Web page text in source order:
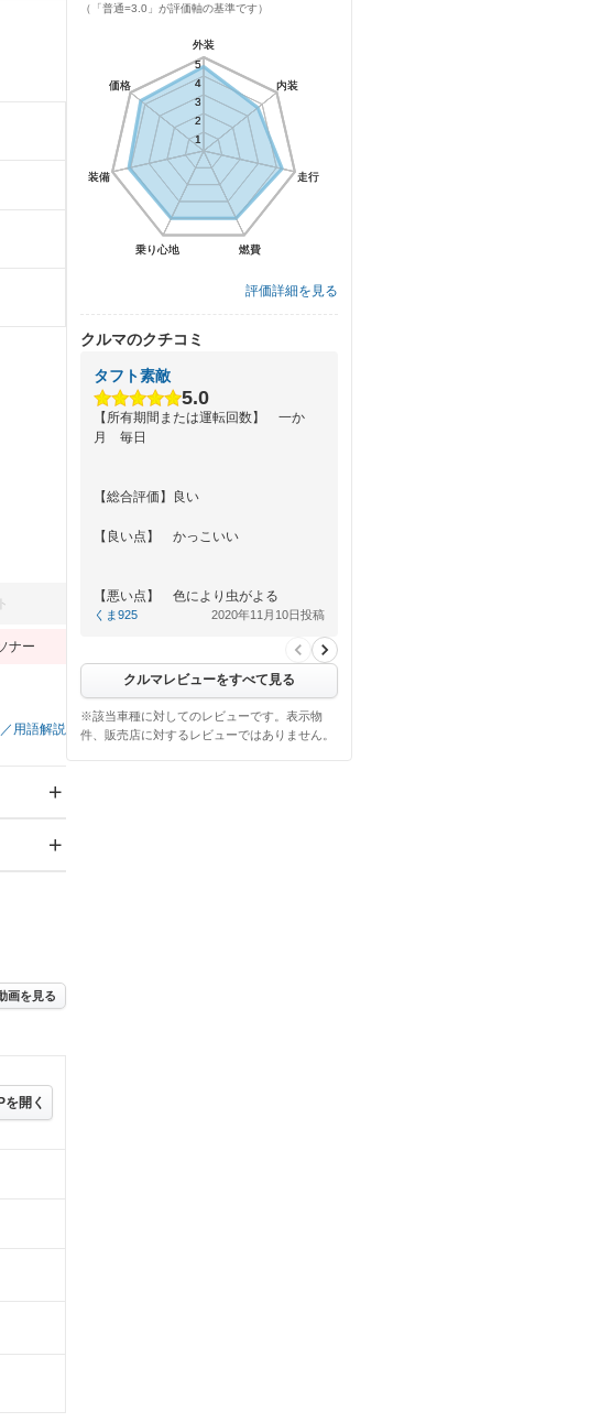
ナー
用語解説
ック
用語解説
画を見る
を開く
（「普通=3.0」が評価軸の基準です）
外装
内装
走行
燃費
乗り心地
装備
価格
1
2
3
4
5
外装
内装
走行
燃費
乗り心地
装備
価格
1
2
3
4
5
評価詳細を見る
クルマのクチコミ
タフト素敵
5.0
【所有期間または運転回数】 一か
月 毎日
【総合評価】良い
【良い点】 かっこいい
【悪い点】 色により虫がよる
くま925 2020年11月10日投稿
クルマレビューをすべて見る
※該当車種に対してのレビューです。表示物
件、販売店に対するレビューではありません。